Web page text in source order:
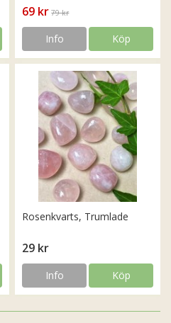
69 kr 79 kr
Info Köp
Rosenkvarts, Trumlade
29 kr
Info Köp